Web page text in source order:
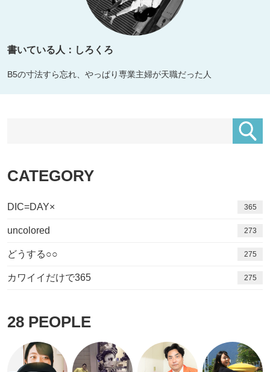
書いている人：しろくろ
B5の寸法すら忘れ、やっぱり専業主婦が天職だった人
CATEGORY
DIC=DAY× 365
uncolored 273
どうする○○ 275
カワイイだけで365 275
28 PEOPLE